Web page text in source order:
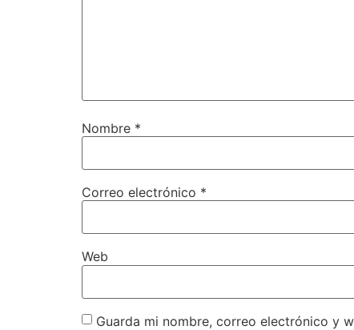
Nombre *
Correo electrónico *
Web
Guarda mi nombre, correo electrónico y